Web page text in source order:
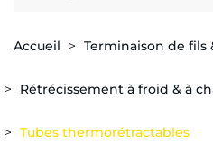
Accueil Terminaison de fils
Rétrécissement à froid & à
Tubes thermorétractables